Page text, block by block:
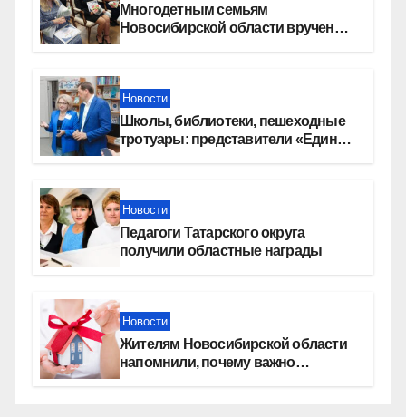
Многодетным семьям
Новосибирской области вручены
Новости
Школы, библиотеки, пешеходные
тротуары: представители «Единой
Новости
Педагоги Татарского округа
получили областные награды
Новости
Жителям Новосибирской области
напомнили, почему важно